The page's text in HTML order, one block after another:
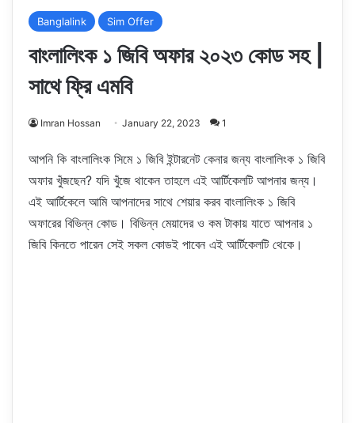
Banglalink Sim Offer
বাংলালিংক ১ জিবি অফার ২০২৩ কোড সহ |
সাথে ফ্রি এমবি
Imran Hossan January 22, 2023 1
আপনি কি বাংলালিংক সিমে ১ জিবি ইন্টারনেট কেনার জন্য বাংলালিংক ১ জিবি
অফার খুঁজছেন? যদি খুঁজে থাকেন তাহলে এই আর্টিকেলটি আপনার জন্য।
এই আর্টিকেলে আমি আপনাদের সাথে শেয়ার করব বাংলালিংক ১ জিবি
অফারের বিভিন্ন কোড। বিভিন্ন মেয়াদের ও কম টাকায় যাতে আপনার ১
জিবি কিনতে পারেন সেই সকল কোডই পাবেন এই আর্টিকেলটি থেকে।